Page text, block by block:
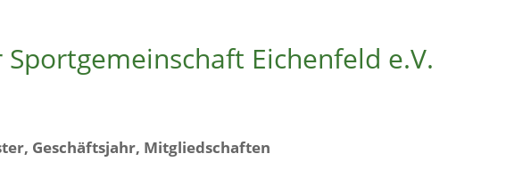
Sportgemeinschaft Eichenfeld e.V.
Geschäftsjahr, Mitgliedschaften